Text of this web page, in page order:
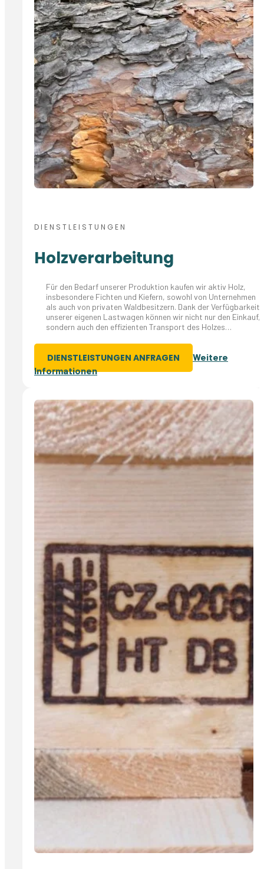
DIENSTLEISTUNGEN
Holzverarbeitung
Für den Bedarf unserer Produktion kaufen wir aktiv Holz,
insbesondere Fichten und Kiefern, sowohl von Unternehmen
als auch von privaten Waldbesitzern. Dank der Verfügbarkeit
unserer eigenen Lastwagen können wir nicht nur den Einkauf,
sondern auch den effizienten Transport des Holzes…
DIENSTLEISTUNGEN ANFRAGEN
Weitere
Informationen